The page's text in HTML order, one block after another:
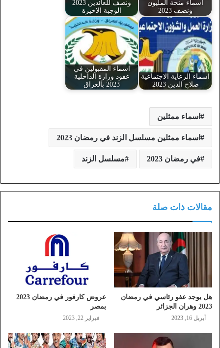
اسماء منحة المليون
ونصف 2023
ونصف للعائدين 2023
الوجبة الاخيرة
اسماء الرعاية الاجتماعية
صلاح الدين 2023
اسماء المقبولين في
عقود وزارة الداخلية
2023 بالعراق
اسماء ممثلين
اسماء ممثلين مسلسل الزند في رمضان 2023
في رمضان 2023 مسلسل الزند
مقالات ذات صلة
هل يوجد عفو رئاسي في رمضان
2023 وهران الجزائر
أبريل 16, 2023
عروض كارفور في رمضان 2023
بمصر
فبراير 22, 2023